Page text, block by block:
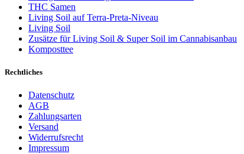
THC Samen
Living Soil auf Terra-Preta-Niveau
Living Soil
Zusätze für Living Soil & Super Soil im Cannabisanbau
Komposttee
Rechtliches
Datenschutz
AGB
Zahlungsarten
Versand
Widerrufsrecht
Impressum